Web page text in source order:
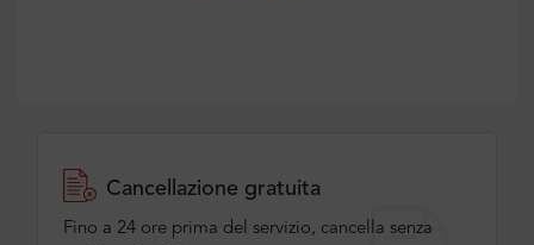
Cancellazione gratuita
Fino a 24 ore prima del servizio, cancella senza